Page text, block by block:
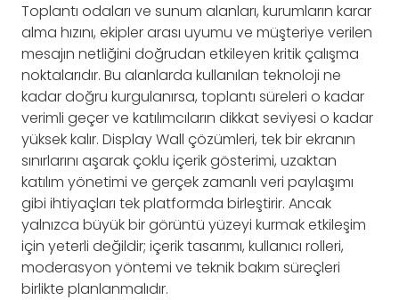
Toplantı odaları ve sunum alanları, kurumların karar
alma hızını, ekipler arası uyumu ve müşteriye verilen
mesajın netliğini doğrudan etkileyen kritik çalışma
noktalarıdır. Bu alanlarda kullanılan teknoloji ne
kadar doğru kurgulanırsa, toplantı süreleri o kadar
verimli geçer ve katılımcıların dikkat seviyesi o kadar
yüksek kalır. Display Wall çözümleri, tek bir ekranın
sınırlarını aşarak çoklu içerik gösterimi, uzaktan
katılım yönetimi ve gerçek zamanlı veri paylaşımı
gibi ihtiyaçları tek platformda birleştirir. Ancak
yalnızca büyük bir görüntü yüzeyi kurmak etkileşim
için yeterli değildir; içerik tasarımı, kullanıcı rolleri,
moderasyon yöntemi ve teknik bakım süreçleri
birlikte planlanmalıdır.